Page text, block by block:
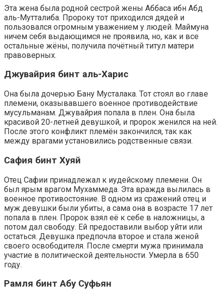
Эта жена была родной сестрой жены Аббаса ибн Абд
аль-Мутталиба. Пророку тот приходился дядей и
пользовался огромным уважением у людей. Маймуна
ничем себя выдающимся не проявила, но, как и все
остальные жёны, получила почётный титул матери
правоверных.
Джувайрия бинт аль-Харис
Она была дочерью Бану Мусталака. Тот стоял во главе
племени, оказывавшего военное противодействие
мусульманам. Джувайрия попала в плен. Она была
красивой 20-летней девушкой, и пророк женился на ней.
После этого конфликт племён закончился, так как
между врагами установились родственные связи.
Сафия бинт Хуяй
Отец Сафии принадлежал к иудейскому племени. Он
был ярым врагом Мухаммеда. Эта вражда вылилась в
военное противостояние. В одном из сражений отец и
муж девушки были убиты, а сама она в возрасте 17 лет
попала в плен. Пророк взял её к себе в наложницы, а
потом дал свободу. Ей предоставили выбор уйти или
остаться. Девушка предпочла второе и стала женой
своего освободителя. После смерти мужа принимала
участие в политической деятельности. Умерла в 650
году.
Рамля бинт Абу Суфьян